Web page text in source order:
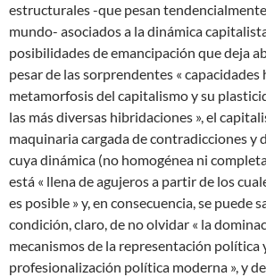
estructurales -que pesan
mundo- asociados a la dinámica
posibilidades de emancipación que deja
pesar de las sorprendentes « capacidades
metamorfosis del capitalismo y su
las más diversas hibridaciones », el
maquinaria cargada de contradicciones y
cuya dinámica (no homogénea ni
está « llena de agujeros a partir de los
es posible » y, en consecuencia, se puede
condición, claro, de no olvidar « la
mecanismos de la representación política
profesionalización política moderna », y